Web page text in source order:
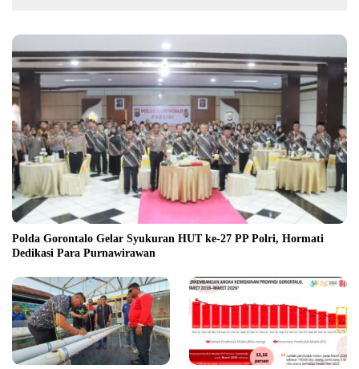
Polda Gorontalo Gelar Syukuran HUT ke-27 PP Polri, Hormati
Dedikasi Para Purnawirawan